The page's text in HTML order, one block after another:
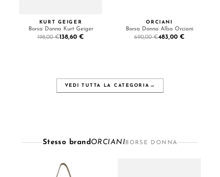
KURT GEIGER
Borsa Donna Kurt Geiger
198,00 €138,60 €
ORCIANI
Borsa Donna Alba Orciani
690,00 €483,00 €
VEDI TUTTA LA CATEGORIA →
Stesso brand ORCIANI BORSE DONNA